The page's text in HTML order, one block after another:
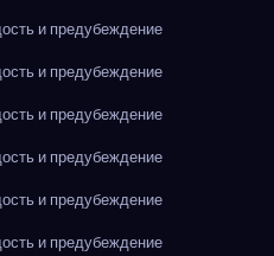
и предубеждение
и предубеждение
и предубеждение
и предубеждение
и предубеждение
и предубеждение